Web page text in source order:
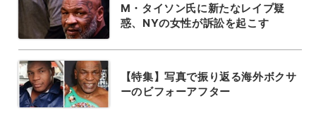
M・タイソン氏に新たなレイプ疑
惑、NYの女性が訴訟を起こす
【特集】写真で振り返る海外ボクサ
ーのビフォーアフター